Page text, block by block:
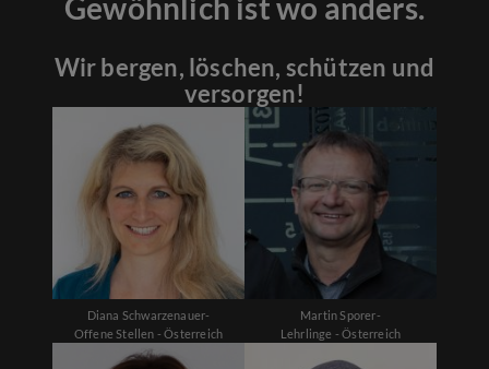
Wir bergen, löschen, schützen und
versorgen!
Diana Schwarzenauer-
Offene Stellen - Österreich
Martin Sporer-
Lehrlinge - Österreich